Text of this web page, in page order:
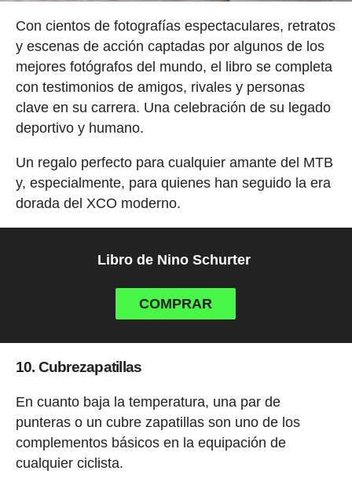
Con cientos de fotografías espectaculares, retratos
y escenas de acción captadas por algunos de los
mejores fotógrafos del mundo, el libro se completa
con testimonios de amigos, rivales y personas
clave en su carrera. Una celebración de su legado
deportivo y humano.
Un regalo perfecto para cualquier amante del MTB
y, especialmente, para quienes han seguido la era
dorada del XCO moderno.
Libro de Nino Schurter
COMPRAR
10. Cubrezapatillas
En cuanto baja la temperatura, una par de
punteras o un cubre zapatillas son uno de los
complementos básicos en la equipación de
cualquier ciclista.